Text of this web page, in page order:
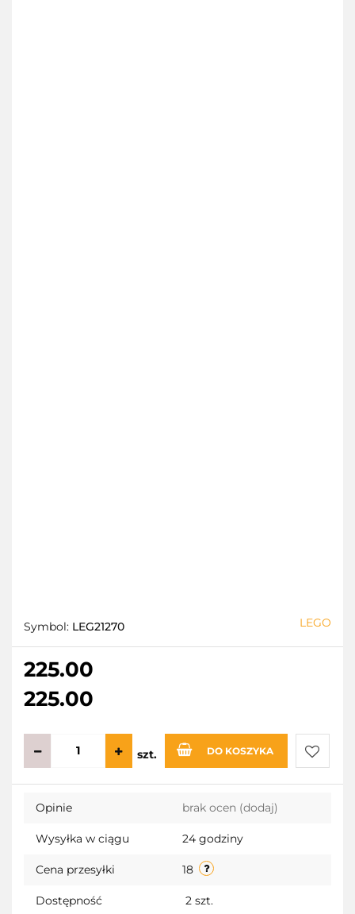
Symbol: LEG21270 LEGO
225.00
225.00
szt. DO KOSZYKA
Do
Opinie brak ocen (dodaj)
Wysyłka w ciągu 24 godziny
Cena przesyłki 18
Dostępność 2 szt.